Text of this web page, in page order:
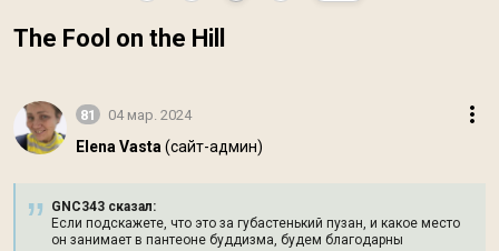
The Fool on the Hill
81 04 мар. 2024
Elena Vasta (сайт-админ)
GNC343 сказал:
Если подскажете, что это за губастенький пузан, и какое место
он занимает в пантеоне буддизма, будем благодарны